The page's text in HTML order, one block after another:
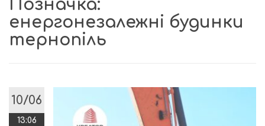
Позначка:
енергонезалежні будинки
тернопіль
10/06
13:06